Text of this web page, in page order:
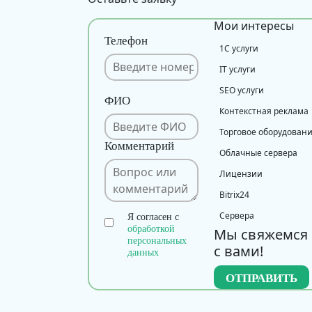
Телефон
ФИО
Комментарий
Я согласен с
обработкой
персональных
данных
Мои интересы
1С услуги
IT услуги
SEO услуги
Контекстная реклама
Торговое
Облачные сервера
Лицензии
Bitrix24
Сервера
Мы свяжемся
с вами!